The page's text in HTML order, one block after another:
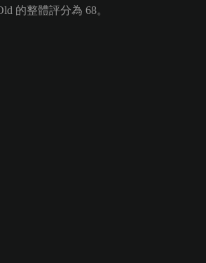
的整體評分為 68。